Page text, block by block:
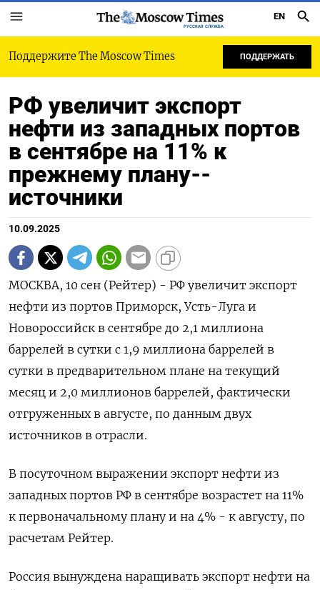
РУССКАЯ СЛУЖБА
EN
Поддержите The Moscow Times ПОДДЕРЖАТЬ
РФ увеличит экспорт
нефти из западных портов
в сентябре на 11% к
прежнему плану--
источники
10.09.2025
МОСКВА, 10 сен (Рейтер) - РФ увеличит экспорт
нефти из портов Приморск, Усть-Луга и
Новороссийск в сентябре до 2,1 миллиона
баррелей в сутки с 1,9 миллиона баррелей в
сутки в предварительном плане на текущий
месяц и 2,0 миллионов баррелей, фактически
отгруженных в августе, по данным двух
источников в отрасли.
В посуточном выражении экспорт нефти из
западных портов РФ в сентябре возрастет на 11%
к первоначальному плану и на 4% - к августу, по
расчетам Рейтер.
Россия вынуждена наращивать экспорт нефти на